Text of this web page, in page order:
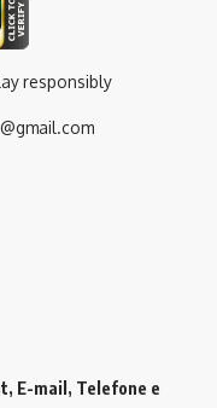
responsibly
E-mail, Telefone e